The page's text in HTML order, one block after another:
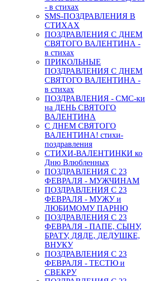
- в стихах
SMS-ПОЗДРАВЛЕНИЯ В
СТИХАХ
ПОЗДРАВЛЕНИЯ С ДНЕМ
СВЯТОГО ВАЛЕНТИНА -
в стихах
ПРИКОЛЬНЫЕ
ПОЗДРАВЛЕНИЯ С ДНЕМ
СВЯТОГО ВАЛЕНТИНА -
в стихах
ПОЗДРАВЛЕНИЯ - СМС-ки
на ДЕНЬ СВЯТОГО
ВАЛЕНТИНА
С ДНЕМ СВЯТОГО
ВАЛЕНТИНА! стихи-
поздравления
СТИХИ-ВАЛЕНТИНКИ ко
Дню Влюбленных
ПОЗДРАВЛЕНИЯ С 23
ФЕВРАЛЯ - МУЖЧИНАМ
ПОЗДРАВЛЕНИЯ С 23
ФЕВРАЛЯ - МУЖУ и
ЛЮБИМОМУ ПАРНЮ
ПОЗДРАВЛЕНИЯ С 23
ФЕВРАЛЯ - ПАПЕ, СЫНУ,
БРАТУ, ДЯДЕ, ДЕДУШКЕ,
ВНУКУ
ПОЗДРАВЛЕНИЯ С 23
ФЕВРАЛЯ - ТЕСТЮ и
СВЕКРУ